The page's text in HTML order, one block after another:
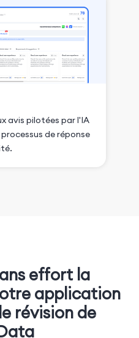
avis pilotées par l'IA
de réponse
effort la
application
révision de